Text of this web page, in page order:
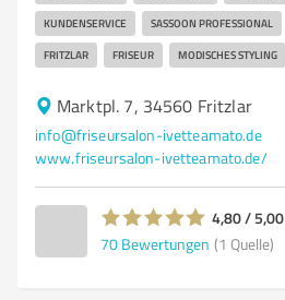
KUNDENSERVICE SASSOON PROFESSIONAL
FRITZLAR FRISEUR MODISCHES STYLING
Marktpl. 7, 34560 Fritzlar
info@friseursalon-ivetteamato.de
www.friseursalon-ivetteamato.de/
4,80 / 5,00
70 Bewertungen (1 Quelle)